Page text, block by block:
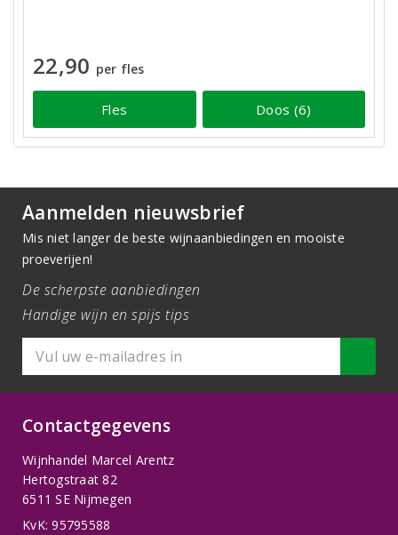
22,90 per fles
Fles Doos (6)
Aanmelden nieuwsbrief
Mis niet langer de beste wijnaanbiedingen en mooiste
proeverijen!
De scherpste aanbiedingen
Handige wijn en spijs tips
Contactgegevens
Wijnhandel Marcel Arentz
Hertogstraat 82
6511 SE Nijmegen
KvK: 95795588